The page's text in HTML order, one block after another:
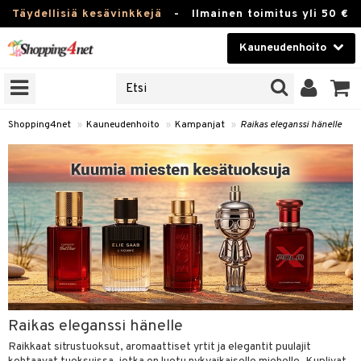
Täydellisiä kesävinkkejä - Ilmainen toimitus yli 50 €
Kauneudenhoito
Kauneudenhoito
Piilolinssit
Luontaistuotteet
Apteekki
Fitness
Koti & Sisustus
Lelut, Lapsi & Vauva
Tuotemerkkejä
Kampanjat
Shopping4net » Kauneudenhoito » Kampanjat » Raikas eleganssi hänelle
Raikas eleganssi hänelle
Raikkaat sitrustuoksut, aromaattiset yrtit ja elegantit puulajit
Set
/ Kammat
tuotteet
Set